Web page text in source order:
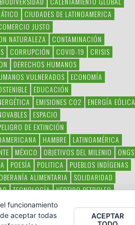
CIUDADES DE LATINOAMERICA
JUSTO
NATURALEZA
CONTAMINACIÓN
CORRUPCIÓN COVID-19
CRISIS
DERECHOS HUMANOS
VULNERADOS
ECONOMÍA
EDUCACIÓN
EMISIONES CO2
ENERGÍA EÓLICA
ESPACIO
DE EXTINCIÓN
HAMBRE
LATINOAMÉRICA
MÉXICO OBJETIVOS DEL MILENIO
ONGS
POESÍA POLITICA
PUEBLOS INDÍGENAS
ALIMENTARIA
SOLIDARIDAD
TECNOLOGÍA VERTIDO PETROLEO
funcionamiento
aceptar todas
ACEPTAR